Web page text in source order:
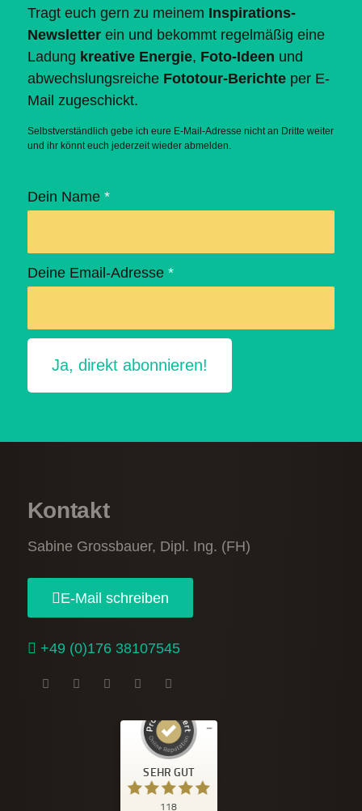
Tragt euch gern zu meinem Inspirations-
Newsletterein und bekommt regelmäßig eine
Ladung kreative Energie, Foto-Ideen und
abwechslungsreiche Fototour-Berichteper E-
Mail zugeschickt.
Selbstverständlich gebe ich eure E-Mail-Adresse nicht an Dritte weiter
und ihr könnt euch jederzeit wieder abmelden.
Dein Name *
Deine Email-Adresse *
Kontakt
Sabine Grossbauer, Dipl. Ing. (FH)
E-Mail schreiben
+49 (0)176 38107545
SEHR GUT
118
Kundenbewertungen und Erfahrungen zu
Sabine Grossbauer